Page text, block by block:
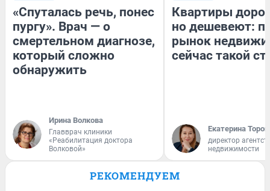
«Спуталась речь, понес
пургу». Врач — о
смертельном диагнозе,
который сложно
обнаружить
Ирина Волкова
Главврач клиники
«Реабилитация доктора
Волковой»
Квартиры
но дешевеют:
рынок
сейчас такой
Екатерина
директор
недвижимости
РЕКОМЕНДУЕМ